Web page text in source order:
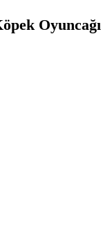
Oyuncağı